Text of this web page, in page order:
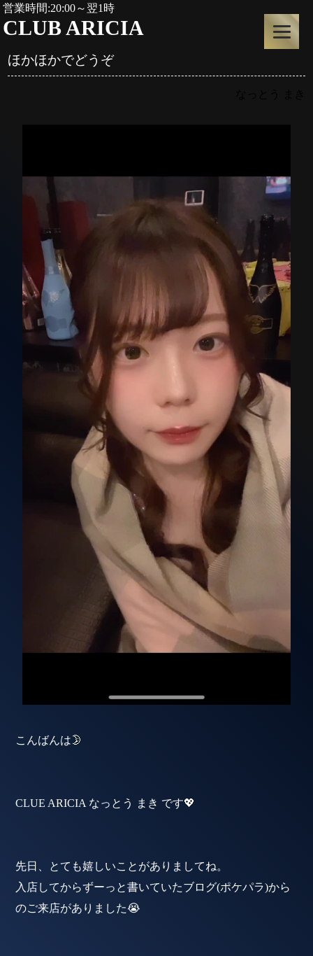
営業時間:20:00～翌1時
CLUB ARICIA
ほかほかでどうぞ
こんばんは🌛
CLUE ARICIA なっとう まき です💖
先日、とても嬉しいことがありましてね。
入店してからずーっと書いていたブログ(ポケパラ)から
のご来店がありました😭